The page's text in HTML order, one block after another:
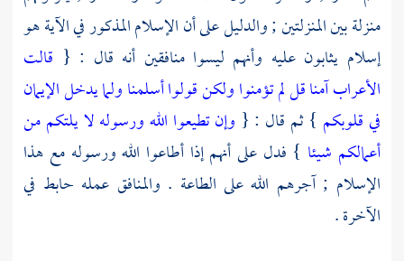
منزلة بين المنزلتين ; والدليل على أن الإسلام المذكور في الآية هو
إسلام يثابون عليه وأنهم ليسوا منافقين أنه قال : { قالت
الأعراب آمنا قل لم تؤمنوا ولكن قولوا أسلمنا ولما يدخل الإيمان
في قلوبكم } ثم قال : { وإن تطيعوا الله ورسوله لا يلتكم من
أعمالكم شيئا } فدل على أنهم إذا أطاعوا الله ورسوله مع هذا
الإسلام ; آجرهم الله على الطاعة . والمنافق عمله حابط في
الآخرة .